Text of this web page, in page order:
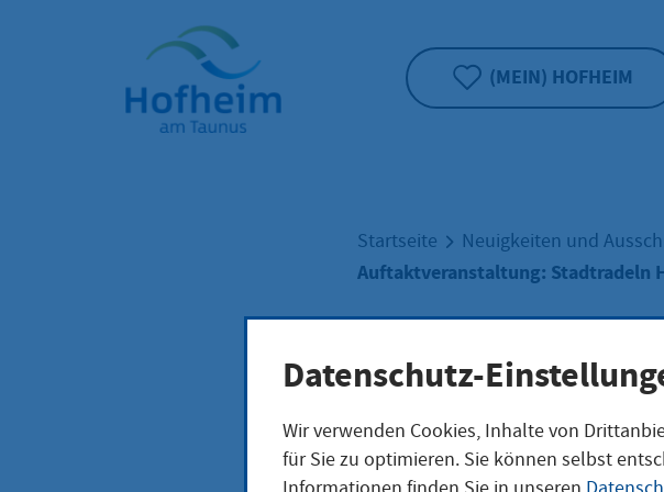
Startseite"
(MEIN) HOFHEIM
Startseite Neuigkeiten und
Auftaktveranstaltung: Stadtradeln
Datenschutz-
Wir verwenden Cookies, Inhalte von
für Sie zu optimieren. Sie können selbst